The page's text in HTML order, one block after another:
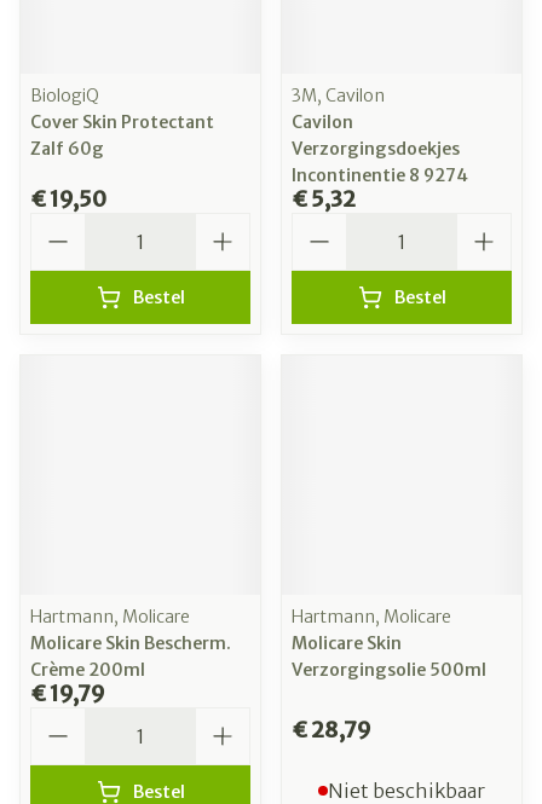
BiologiQ
Cover Skin Protectant
Zalf 60g
€ 19,50
Bestel
3M, Cavilon
Cavilon
Verzorgingsdoekjes
Incontinentie 8 9274
€ 5,32
Bestel
Hartmann, Molicare
Molicare Skin Bescherm.
Crème 200ml
€ 19,79
Bestel
Hartmann, Molicare
Molicare Skin
Verzorgingsolie 500ml
€ 28,79
Niet beschikbaar